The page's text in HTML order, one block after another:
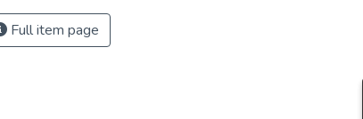
Full item page